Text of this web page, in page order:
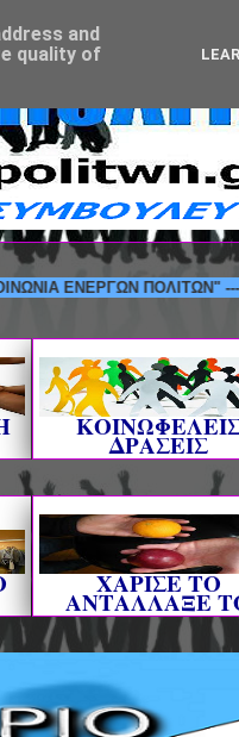
ΕΝΕΡΓΩΝ ΠΟΛΙΤΩΝ" ---
ΔΡΑΣΕΙΣ
ΧΑΡΙΣΕ ΤΟ
ΑΝΤΑΛΛΑΞΕ
and
quality of